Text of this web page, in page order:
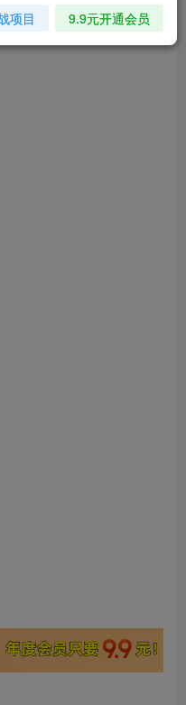
为考核.mp4
项目 9.9元开通会员